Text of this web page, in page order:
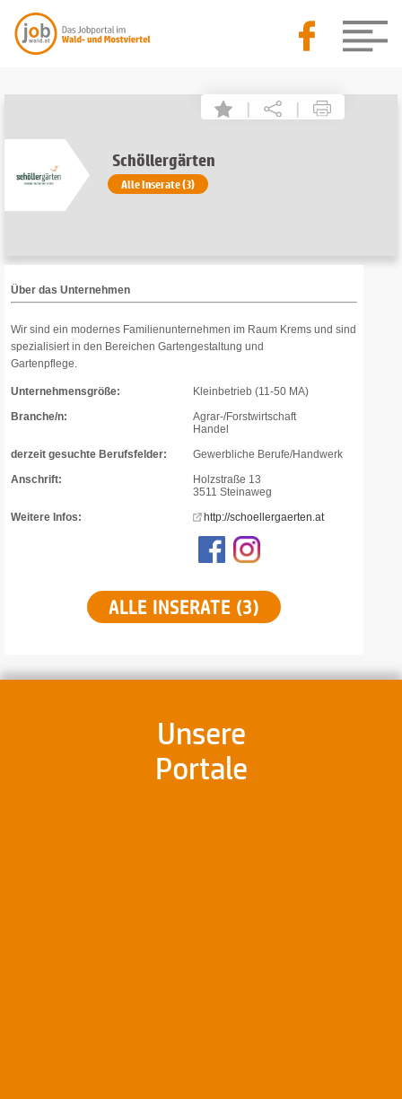
| |
Schöllergärten
Alle Inserate (3)
Über das Unternehmen
Wir sind ein modernes Familienunternehmen im Raum Krems und sind
spezialisiert in den Bereichen Gartengestaltung und
Gartenpflege.
Unternehmensgröße:
Kleinbetrieb (11-50 MA)
Branche/n:
Agrar-/Forstwirtschaft
Handel
derzeit gesuchte Berufsfelder:
Gewerbliche Berufe/Handwerk
Anschrift:
Holzstraße 13
3511 Steinaweg
Weitere Infos:
http://schoellergaerten.at
ALLE INSERATE (3)
Unsere
Portale